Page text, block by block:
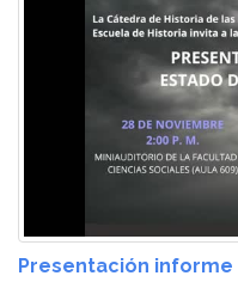
Presentación informe